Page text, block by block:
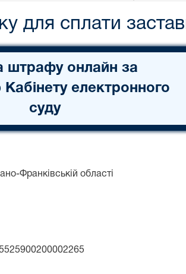
для сплати
штрафу онлайн за
електронного
суду
Франківській області